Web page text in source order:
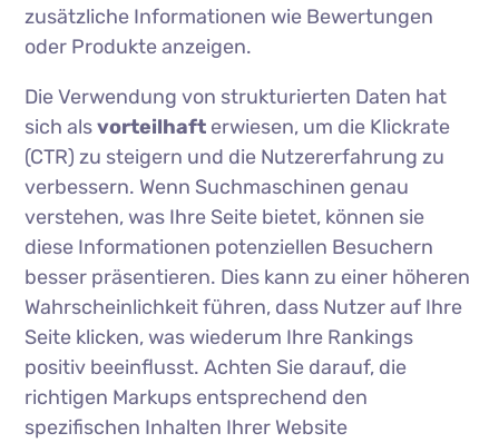
zusätzliche Informationen wie Bewertungen
oder Produkte anzeigen.
Die Verwendung von strukturierten Daten hat
sich alsvorteilhaft erwiesen, um die Klickrate
(CTR) zu steigern und die Nutzererfahrung zu
verbessern. Wenn Suchmaschinen genau
verstehen, was Ihre Seite bietet, können sie
diese Informationen potenziellen Besuchern
besser präsentieren. Dies kann zu einer höheren
Wahrscheinlichkeit führen, dass Nutzer auf Ihre
Seite klicken, was wiederum Ihre Rankings
positiv beeinflusst. Achten Sie darauf, die
richtigen Markups entsprechend den
spezifischen Inhalten Ihrer Website